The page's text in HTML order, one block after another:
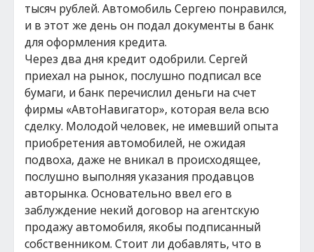
тысяч рублей. Автомобиль Сергею понравился,
и в этот же день он подал документы в банк
для оформления кредита.
Через два дня кредит одобрили. Сергей
приехал на рынок, послушно подписал все
бумаги, и банк перечислил деньги на счет
фирмы «АвтоНавигатор», которая вела всю
сделку. Молодой человек, не имевший опыта
приобретения автомобилей, не ожидая
подвоха, даже не вникал в происходящее,
послушно выполняя указания продавцов
авторынка. Основательно ввел его в
заблуждение некий договор на агентскую
продажу автомобиля, якобы подписанный
собственником. Стоит ли добавлять, что в